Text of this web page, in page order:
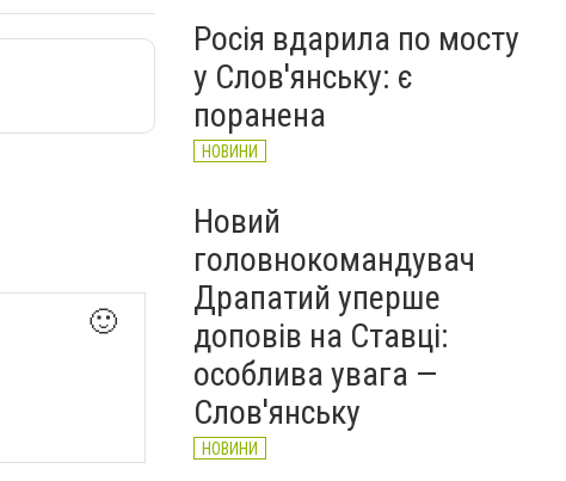
🙂
Росія вдарила по мосту
у Слов'янську: є
поранена
НОВИНИ
Новий
головнокомандувач
Драпатий уперше
доповів на Ставці:
особлива увага —
Слов'янську
НОВИНИ